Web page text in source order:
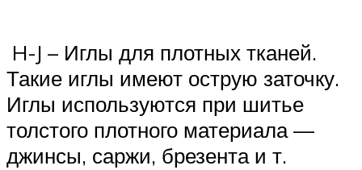
H-J – Иглы для плотных тканей.
Такие иглы имеют острую заточку.
Иглы используются при шитье
толстого плотного материала —
джинсы, саржи, брезента и т.